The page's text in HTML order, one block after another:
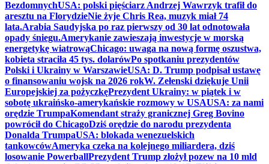
BezdomnychUSA: polski pięściarz Andrzej Wawrzyk trafił do
aresztu na FlorydzieNie żyje Chris Rea, muzyk miał 74
lata.Arabia Saudyjska po raz pierwszy od 30 lat odnotowała
opady śniegu.Amerykanie zawieszają inwestycje w morską
energetykę wiatrowąChicago: uwaga na nową formę oszustwa,
kobieta straciła 45 tys. dolarówPo spotkaniu prezydentów
Polski i Ukrainy w WarszawieUSA: D. Trump podpisał ustawę
o finansowaniu wojsk na 2026 rokW. Zełenski dziękuje Unii
Europejskiej za pożyczkęPrezydent Ukrainy: w piątek i w
sobotę ukraińsko-amerykańskie rozmowy w USAUSA: za nami
orędzie TrumpaKomendant straży granicznej Greg Bovino
powrócił do ChicagoDziś orędzie do narodu prezydenta
Donalda TrumpaUSA: blokada wenezuelskich
tankowcówAmeryka czeka na kolejnego miliardera, dziś
losowanie PowerballPrezydent Trump złożył pozew na 10 mld